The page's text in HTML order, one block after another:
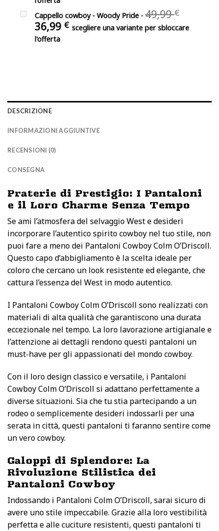
90,00 €.
è:
70,00 €.
Cappello cowboy - Woody Pride -49,99€
prezzo
36,99 €Il
prezzo
scegliere una variante per sbloccare
l'offerta
DESCRIZIONE
INFORMAZIONI AGGIUNTIVE
RECENSIONI (0)
CONSEGNA
Praterie di Prestigio: I Pantaloni
e il Loro Charme Senza Tempo
Se ami l’atmosfera del selvaggio West e desideri
incorporare l’autentico spirito cowboy nel tuo stile, non
puoi fare a meno dei Pantaloni Cowboy Colm O’Driscoll.
Questo capo d’abbigliamento è la scelta ideale per
coloro che cercano un look resistente ed elegante, che
cattura l’essenza del West in modo autentico.
I Pantaloni Cowboy Colm O’Driscoll sono realizzati con
materiali di alta qualità che garantiscono una durata
eccezionale nel tempo. La loro lavorazione artigianale e
l’attenzione ai dettagli rendono questi pantaloni un
must-have per gli appassionati del mondo cowboy.
Con il loro design classico e versatile, i Pantaloni
Cowboy Colm O’Driscoll si adattano perfettamente a
diverse situazioni. Sia che tu stia partecipando a un
rodeo o semplicemente desideri indossarli per una
serata in città, questi pantaloni ti faranno sentire come
un vero cowboy.
Galoppi di Splendore: La
Rivoluzione Stilistica dei
Pantaloni Cowboy
Indossando i Pantaloni Colm O’Driscoll, sarai sicuro di
avere uno stile impeccabile. Grazie alla loro vestibilità
perfetta e alle cuciture resistenti, questi pantaloni ti